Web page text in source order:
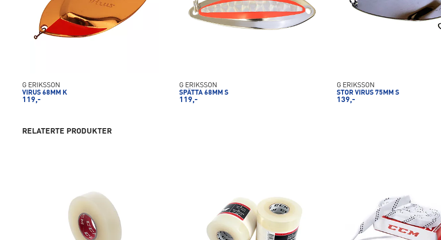
G ERIKSSON
VIRUS 68MM K
119,-
G ERIKSSON
SPÄTTA 68MM S
119,-
G ERIKSSON
STOR VIRUS 75MM S
139,-
RELATERTE PRODUKTER